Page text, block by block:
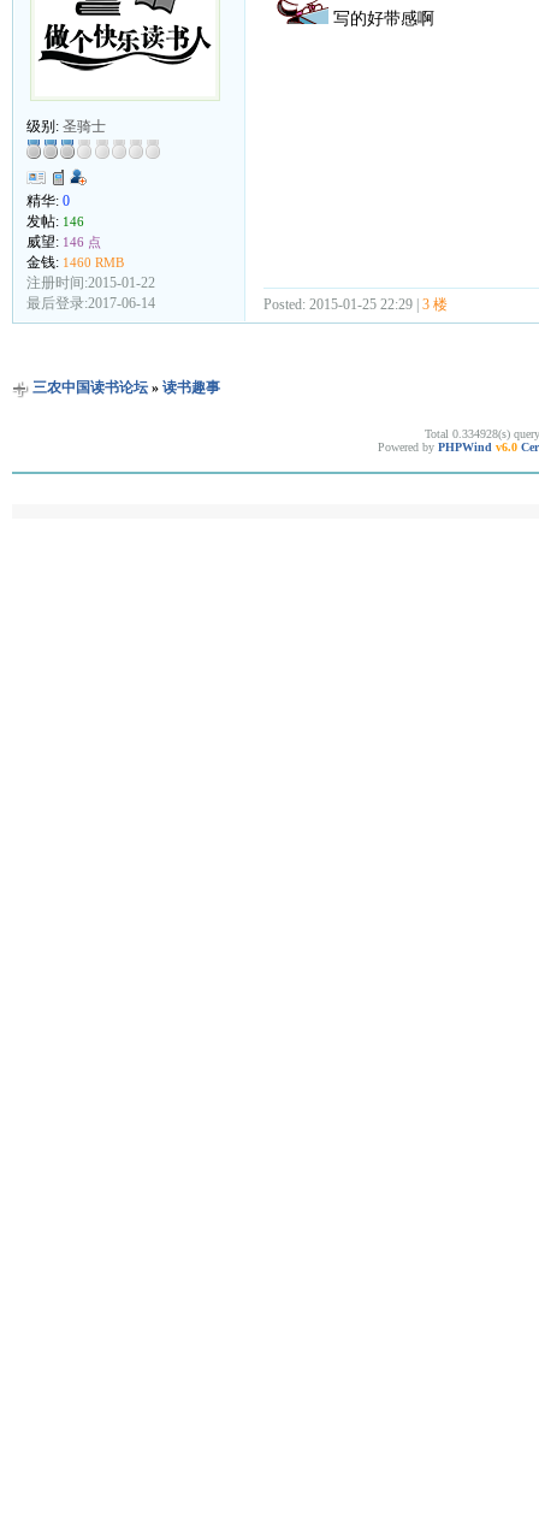
级别: 圣骑士
精华: 0
发帖: 146
威望: 146 点
金钱: 1460 RMB
注册时间:2015-01-22
最后登录:2017-06-14
写的好带感啊
Posted: 2015-01-25 22:29 | 3 楼
三农中国读书论坛» 读书趣事
Total 0.334928(s)
Powered by PHPWind v6.0